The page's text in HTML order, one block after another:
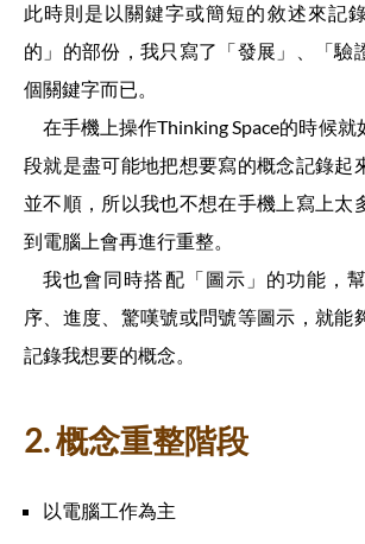
此時則是以關鍵字或簡短的敘述來記
的」的部份，我只寫了「發展」、「驗
個關鍵字而已。
在手機上操作Thinking Space的時候
段就是盡可能地把想要寫的概念記錄起
並不順，所以我也不想在手機上寫上太
到電腦上會再進行重整。
我也會同時搭配「圖示」的功能，
序、進度、驚嘆號或問號等圖示，就能
記錄我想要的概念。
2. 概念重整階段
以電腦工作為主